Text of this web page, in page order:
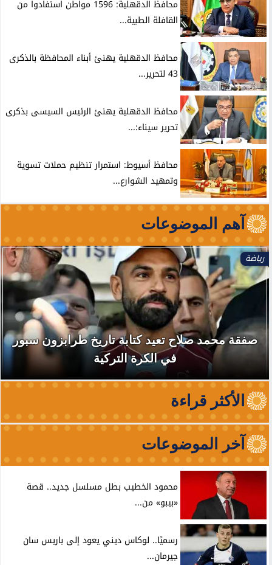
محافظ الدقهلية: 1596 مواطن استفادوا من
القافلة الطبية...
محافظ الدقهلية يهنئ أبناء المحافظة بالذكرى
43 لتحرير...
محافظ الدقهلية يهنئ الرئيس السيسى بذكرى
تحرير سيناء:...
محافظ أسيوط: استمرار تنظيم حملات تسوية
وتمهيد الشوارع...
آهم الموضوعات
رياضة
صفقة محمد صلاح تعيد كتابة تاريخ طرابزون سبور
في الكرة التركية
الأكثر قراءة
آخر الموضوعات
محمود الخطيب بطل مسلسل جديد.. قصة
«بيبو» من...
رسميًا.. لوكاس ديني يعود إلى باريس سان
جيرمان...